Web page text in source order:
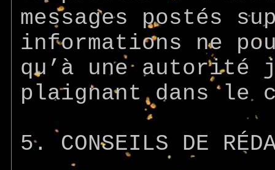
messages postés
informations ne
qu’à une autorité
plaignant dans le
5. CONSEILS DE